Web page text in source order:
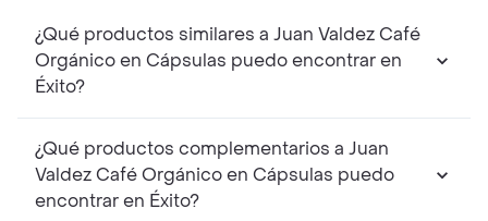
¿Qué productos similares a Juan Valdez Café
Orgánico en Cápsulas puedo encontrar en
Éxito?
¿Qué productos complementarios a Juan
Valdez Café Orgánico en Cápsulas puedo
encontrar en Éxito?